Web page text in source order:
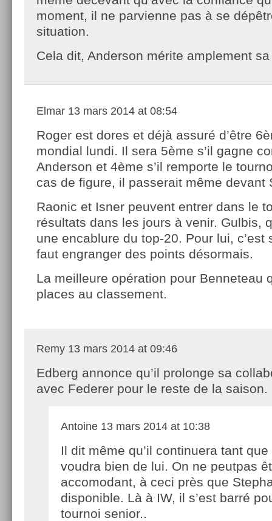
moment, il ne parvienne pas à se
situation.
Cela dit, Anderson mérite amplement
Elmar 13 mars 2014 at 08:54
Roger est dores et déjà assuré d’être
mondial lundi. Il sera 5ème s’il gagne
Anderson et 4ème s’il remporte le
cas de figure, il passerait même devant
Raonic et Isner peuvent entrer dans le
résultats dans les jours à venir. Gulbis,
une encablure du top-20. Pour lui, c’est
faut engranger des points désormais.
La meilleure opération pour Benneteau
places au classement.
Remy 13 mars 2014 at 09:46
Edberg annonce qu’il prolonge sa
avec Federer pour le reste de la saison.
Antoine 13 mars 2014 at 10:38
Il dit même qu’il continuera tant que
voudra bien de lui. On ne peutpas
accomodant, à ceci près que
disponible. Là à IW, il s’est barré
tournoi senior..